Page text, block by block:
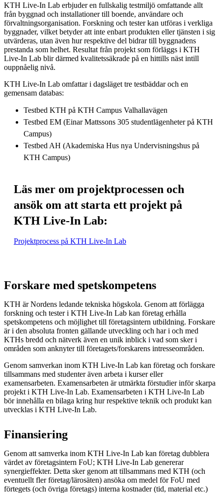
KTH Live-In Lab erbjuder en fullskalig testmiljö omfattande allt
från byggnad och installationer till boende, användare och
förvaltningsorganisation. Forskning och tester kan utföras i verkliga
byggnader, vilket betyder att inte enbart produkten eller tjänsten i sig
utvärderas, utan även hur respektive del bidrar till byggnadens
prestanda som helhet. Resultat från projekt som förläggs i KTH
Live-In Lab blir därmed kvalitetssäkrade på en hittills näst intill
ouppnåelig nivå.
KTH Live-In Lab omfattar i dagsläget tre testbäddar och en
gemensam databas:
Testbed KTH på KTH Campus Valhallavägen
Testbed EM (Einar Mattssons 305 studentlägenheter på KTH
Campus)
Testbed AH (Akademiska Hus nya Undervisningshus på
KTH Campus)
Läs mer om projektprocessen och
ansök om att starta ett projekt på
KTH Live-In Lab:
Projektprocess på KTH Live-In Lab
Forskare med spetskompetens
KTH är Nordens ledande tekniska högskola. Genom att förlägga
forskning och tester i KTH Live-In Lab kan företag erhålla
spetskompetens och möjlighet till företagsintern utbildning. Forskare
är i den absoluta fronten gällande utveckling och har i och med
KTHs bredd och nätverk även en unik inblick i vad som sker i
områden som anknyter till företagets/forskarens intresseområden.
Genom samverkan inom KTH Live-In Lab kan företag och forskare
tillsammans med studenter även arbeta i kurser eller
examensarbeten. Examensarbeten är utmärkta förstudier inför skarpa
projekt i KTH Live-In Lab. Examensarbeten i KTH Live-In Lab
bör innehålla en bilaga kring hur respektive teknik och produkt kan
utvecklas i KTH Live-In Lab.
Finansiering
Genom att samverka inom KTH Live-In Lab kan företag dubblera
värdet av företagsintern FoU; KTH Live-In Lab genererar
synergieffekter. Detta sker genom att tillsammans med KTH (och
eventuellt fler företag/lärosäten) ansöka om medel för FoU med
förtegets (och övriga företags) interna kostnader (tid, material etc.)